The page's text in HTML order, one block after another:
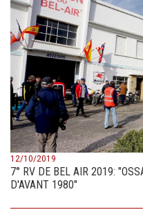
12/10/2019
7° RV DE BEL AIR 2019:
D'AVANT 1980"